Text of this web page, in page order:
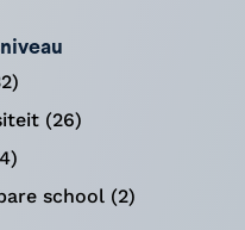
(26)
school (2)